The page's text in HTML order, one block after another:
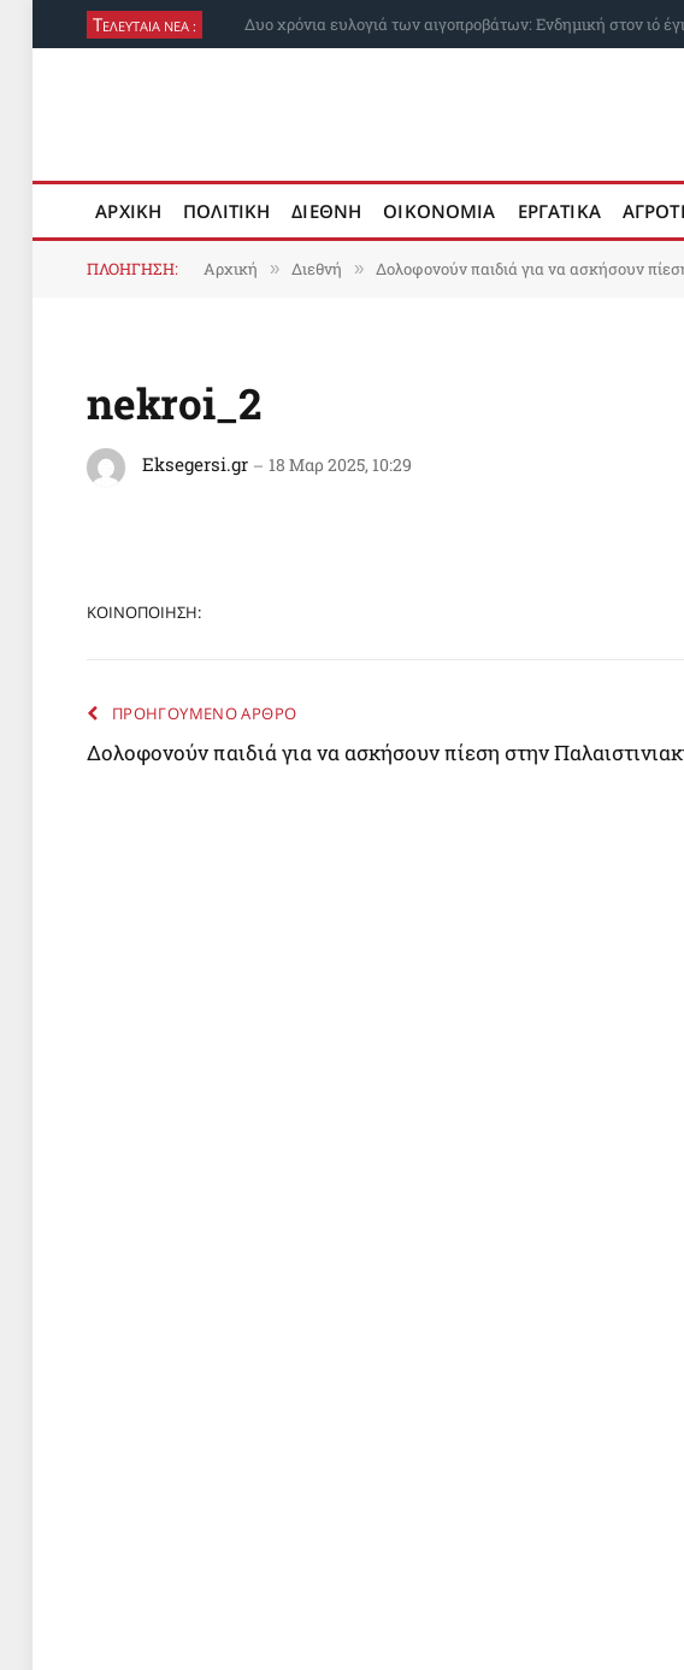
ΤΕΛΕΥΤΑΙΑ ΝΕΑ : ΟΙΕΛΕ: Δύο μέτρα και δύο σταθμά από το υπουργείο
ΑΡΧΙΚΗ ΠΟΛΙΤΙΚΗ ΔΙΕΘΝΗ ΟΙΚΟΝΟΜΙΑ ΕΡΓΑΤΙΚΑ
ΠΛΟΗΓΗΣΗ: Αρχική » Διεθνή » Δολοφονούν παιδιά για να ασκήσουν
nekroi_2
Eksegersi.gr 18 Μαρ 2025, 10:29
ΚΟΙΝΟΠΟΙΗΣΗ:
ΠΡΟΗΓΟΥΜΕΝΟ ΑΡΘΡΟ
Δολοφονούν παιδιά για να ασκήσουν πίεση στην